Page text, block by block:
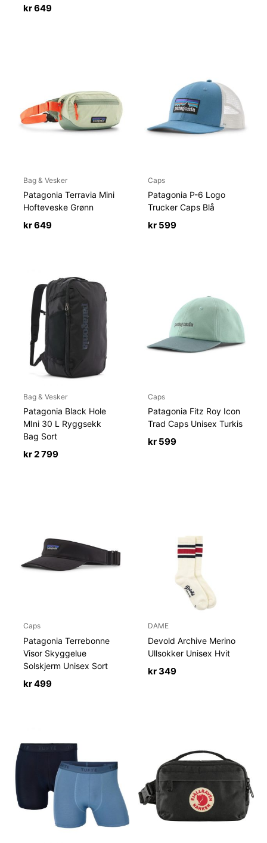
kr649
Bag & Vesker
Patagonia Terravia Mini
Hofteveske Grønn
kr649
Caps
Patagonia P-6 Logo
Trucker Caps Blå
kr 599
Bag & Vesker
Patagonia Black Hole
MIni 30 L Ryggsekk
Bag Sort
kr2 799
Caps
Patagonia Fitz Roy Icon
Trad Caps Unisex Turkis
kr 599
Caps
Patagonia Terrebonne
Visor Skyggelue
Solskjerm Unisex Sort
kr499
DAME
Devold Archive Merino
Ullsokker Unisex Hvit
kr349